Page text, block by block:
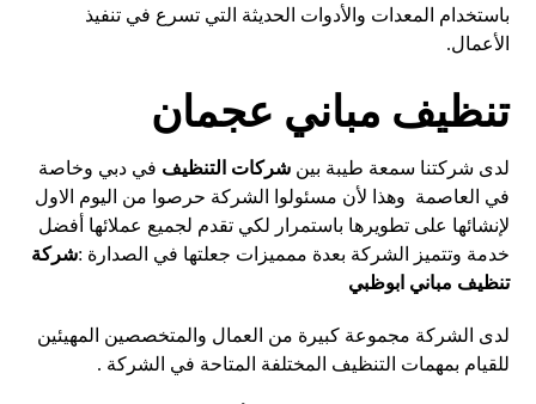
باستخدام المعدات والأدوات الحديثة التي تسرع في تنفيذ
الأعمال.
تنظيف مباني عجمان
لدى شركتنا سمعة طيبة بينشركات التنظيف في دبي وخاصة
في العاصمة وهذا لأن مسئولوا الشركة حرصوا من اليوم الاول
لإنشائها على تطويرها باستمرار لكي تقدم لجميع عملائها أفضل
خدمة وتتميز الشركة بعدة ممميزات جعلتها في الصدارة :شركة
تنظيف مباني ابوظبي
لدى الشركة مجموعة كبيرة من العمال والمتخصصين المهيئين
للقيام بمهمات التنظيف المختلفة المتاحة في الشركة .